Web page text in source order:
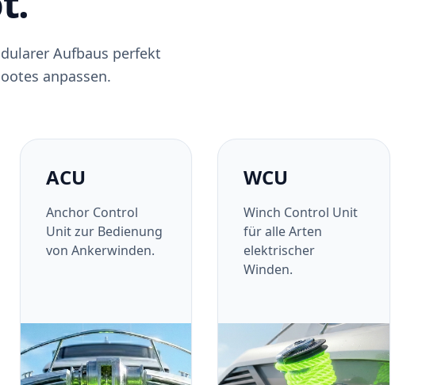
Aufbaus perfekt
anpassen.
ACU
Anchor Control
Unit zur Bedienung
von Ankerwinden.
WCU
Winch Control Unit
für alle Arten
elektrischer
Winden.